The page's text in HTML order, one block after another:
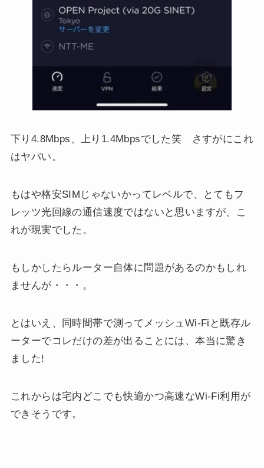
下り4.8Mbps、上り1.4Mbpsでした笑 さすがにこれ
はヤバい。
もはや格安SIMじゃないかってレベルで、とてもフ
レッツ光回線の通信速度ではないと思いますが、こ
れが現実でした。
もしかしたらルーター自体に問題があるのかもしれ
ませんが・・・。
とはいえ、同時間帯で測ってメッシュWi-Fiと既存ル
ーターでコレだけの差が出ることには、本当に驚き
ました!
これからは宅内どこでも快適かつ高速なWi-Fi利用が
できそうです。